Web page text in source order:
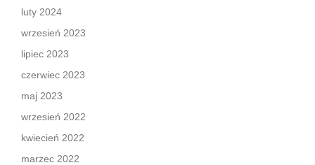
luty 2024
wrzesień 2023
lipiec 2023
czerwiec 2023
maj 2023
wrzesień 2022
kwiecień 2022
marzec 2022